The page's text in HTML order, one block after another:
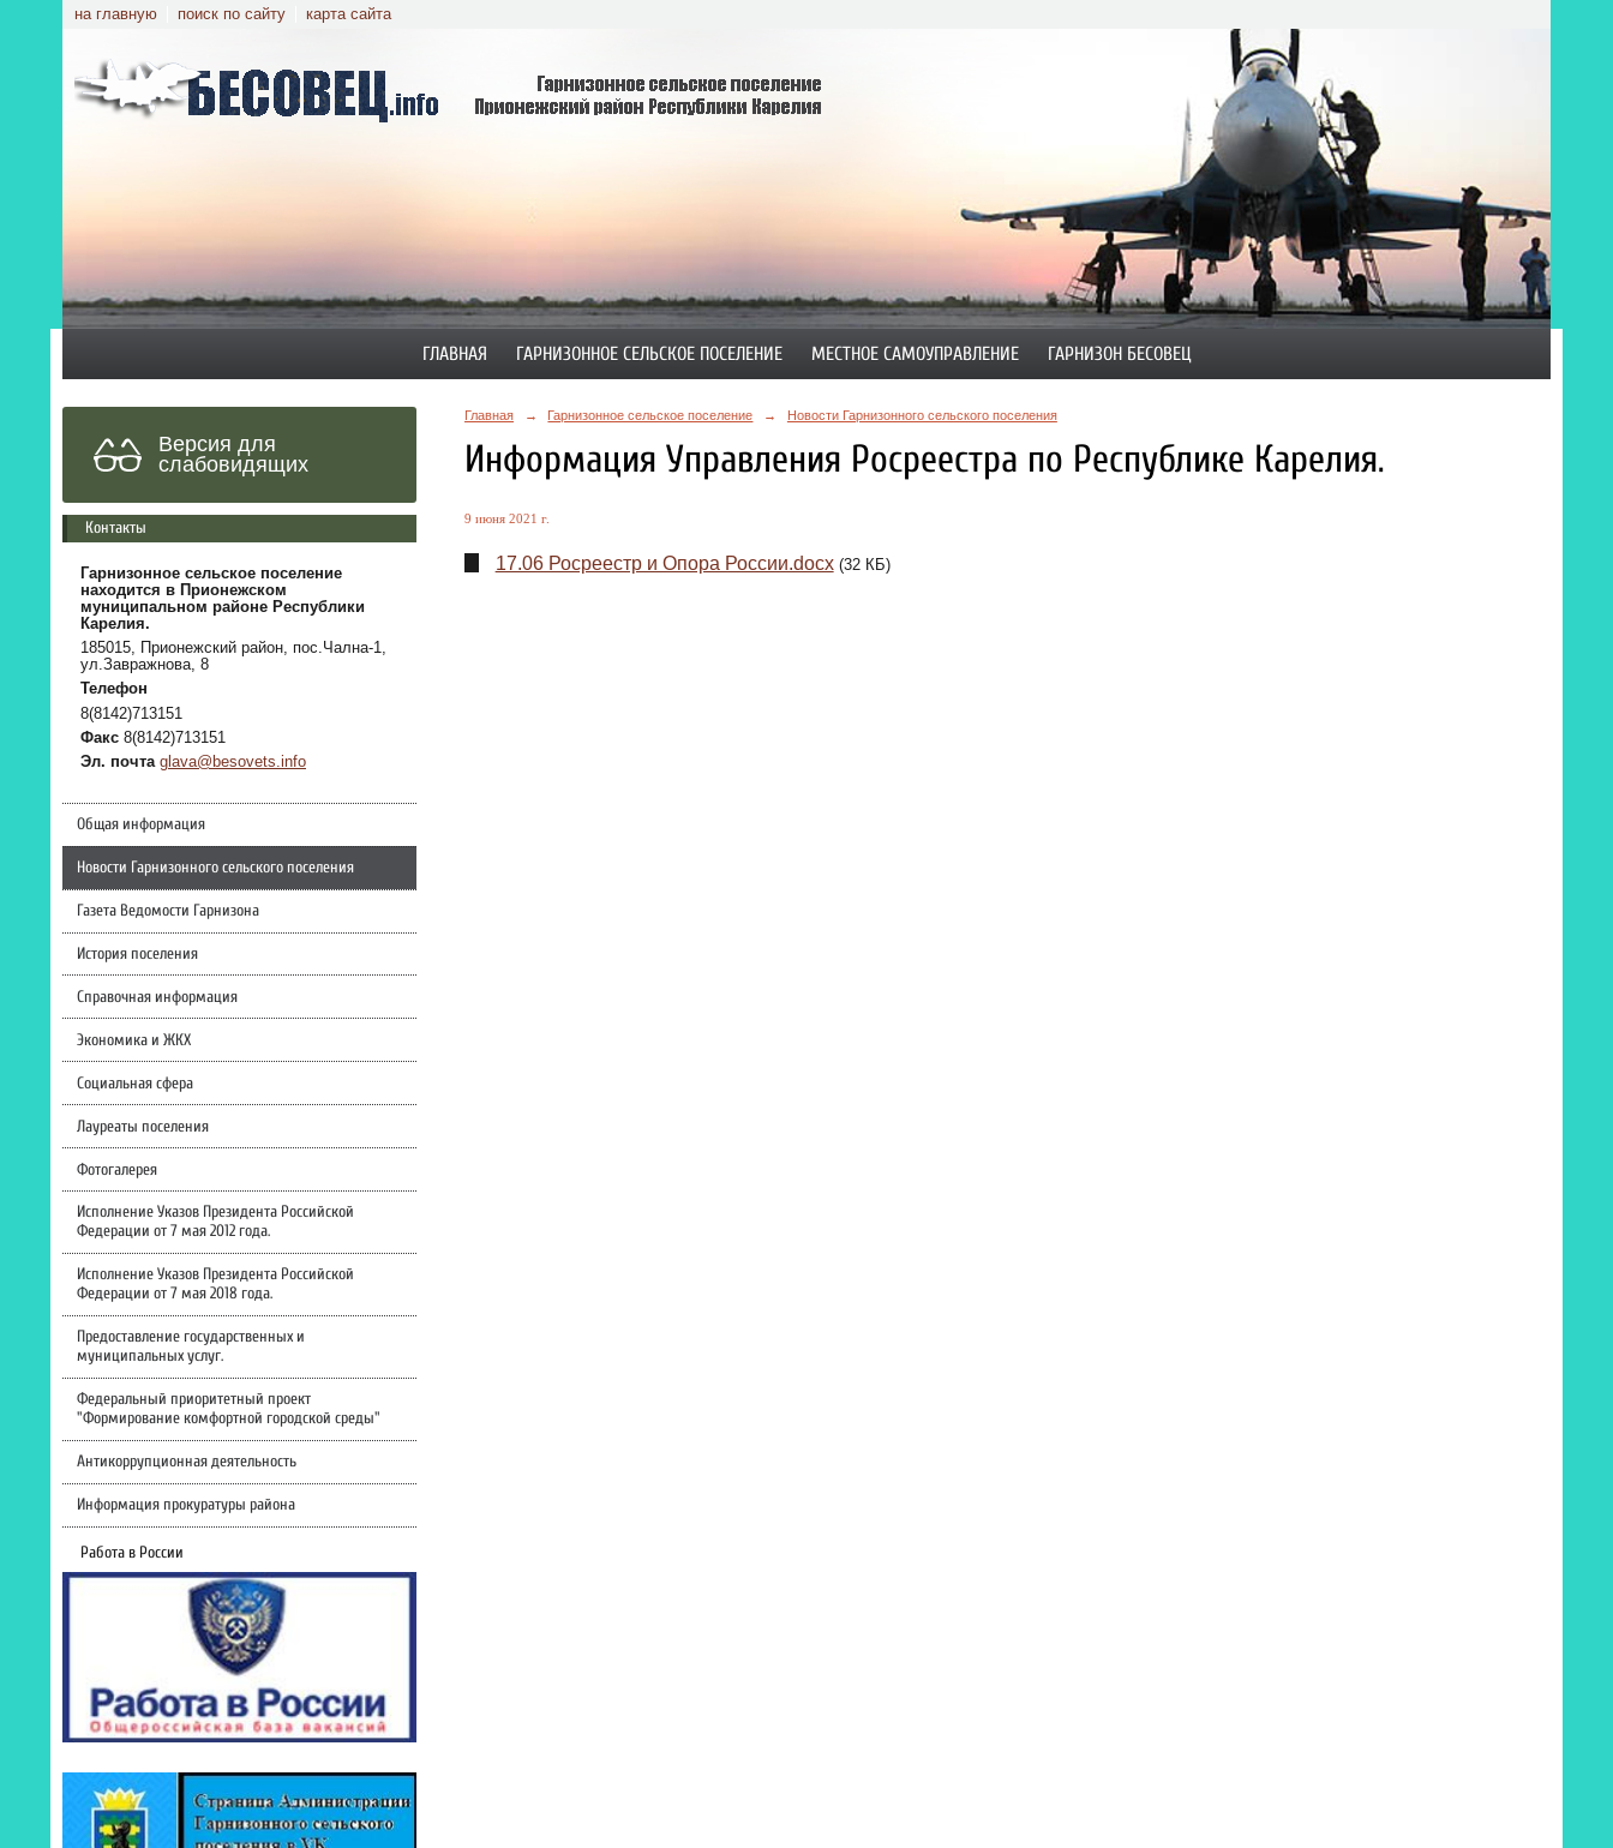
на главную поиск по сайту карта сайта
ГЛАВНАЯ ГАРНИЗОННОЕ СЕЛЬСКОЕ ПОСЕЛЕНИЕ МЕСТНОЕ САМОУПРАВЛЕНИЕ ГАРНИЗОН БЕСОВЕЦ
Версия для
слабовидящих
Контакты
Гарнизонное сельское поселение
находится в Прионежском
муниципальном районе Республики
Карелия.
185015, Прионежский район, пос.Чална-1,
ул.Завражнова, 8
Телефон
8(8142)713151
Факс 8(8142)713151
Эл. почта glava@besovets.info
Общая информация
Новости Гарнизонного сельского поселения
Газета Ведомости Гарнизона
История поселения
Справочная информация
Экономика и ЖКХ
Социальная сфера
Лауреаты поселения
Фотогалерея
Исполнение Указов Президента Российской
Федерации от 7 мая 2012 года.
Исполнение Указов Президента Российской
Федерации от 7 мая 2018 года.
Предоставление государственных и
муниципальных услуг.
Федеральный приоритетный проект
"Формирование комфортной городской среды"
Антикоррупционная деятельность
Информация прокуратуры района
Работа в России
Главная → Гарнизонное сельское поселение → Новости Гарнизонного сельского поселения
Информация Управления Росреестра по Республике Карелия.
9 июня 2021 г.
17.06 Росреестр и Опора России.docx (32 КБ)